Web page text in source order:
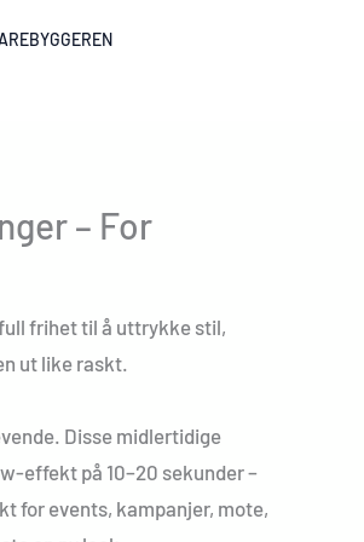
– For
frihet til å uttrykke stil,
ut like raskt.
Disse midlertidige
effekt på 10–20 sekunder –
for events, kampanjer, mote,